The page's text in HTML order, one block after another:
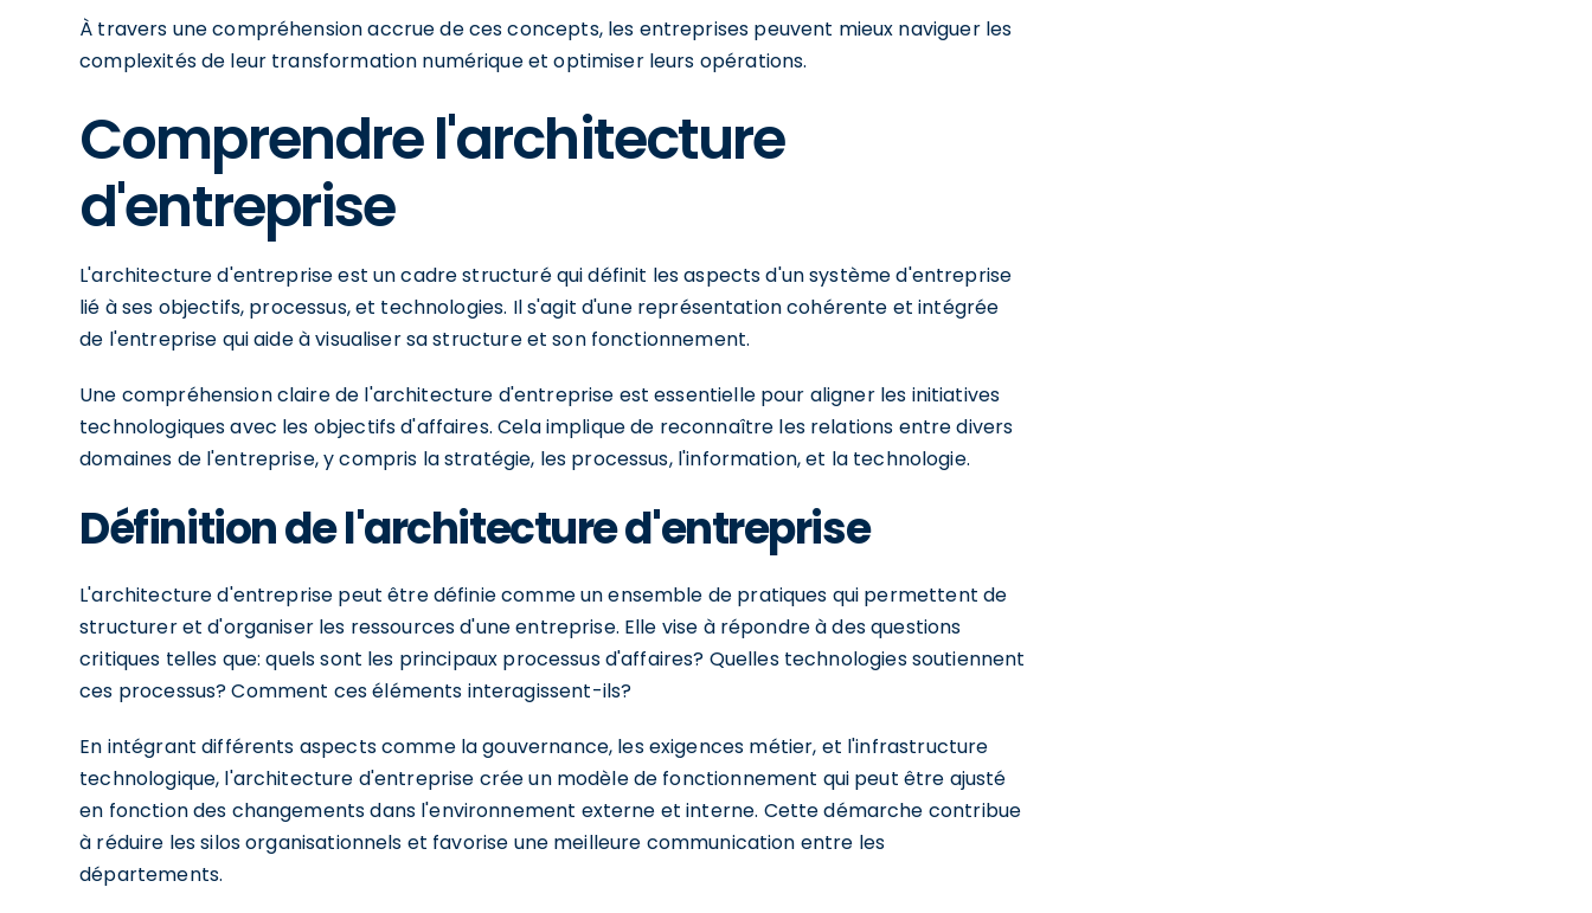
À travers une compréhension accrue de ces concepts, les entreprises peuvent mieux naviguer les
complexités de leur transformation numérique et optimiser leurs opérations.
Comprendre l'architecture
d'entreprise
L'architecture d'entreprise est un cadre structuré qui définit les aspects d'un système d'entreprise
lié à ses objectifs, processus, et technologies. Il s'agit d'une représentation cohérente et intégrée
de l'entreprise qui aide à visualiser sa structure et son fonctionnement.
Une compréhension claire de l'architecture d'entreprise est essentielle pour aligner les initiatives
technologiques avec les objectifs d'affaires. Cela implique de reconnaître les relations entre divers
domaines de l'entreprise, y compris la stratégie, les processus, l'information, et la technologie.
Définition de l'architecture d'entreprise
L'architecture d'entreprise peut être définie comme un ensemble de pratiques qui permettent de
structurer et d'organiser les ressources d'une entreprise. Elle vise à répondre à des questions
critiques telles que: quels sont les principaux processus d'affaires? Quelles technologies soutiennent
ces processus? Comment ces éléments interagissent-ils?
En intégrant différents aspects comme la gouvernance, les exigences métier, et l'infrastructure
technologique, l'architecture d'entreprise crée un modèle de fonctionnement qui peut être ajusté
en fonction des changements dans l'environnement externe et interne. Cette démarche contribue
à réduire les silos organisationnels et favorise une meilleure communication entre les
départements.